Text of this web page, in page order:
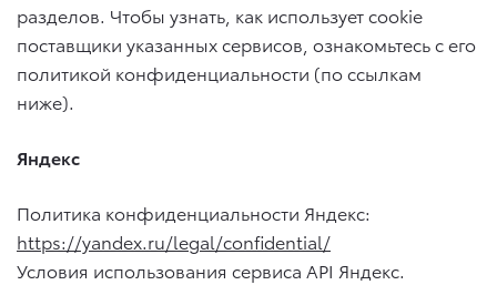
разделов. Чтобы узнать, как использует cookie
поставщики указанных сервисов, ознакомьтесь с его
политикой конфиденциальности (по ссылкам
ниже).
Яндекс
Политика конфиденциальности Яндекс:
https://yandex.ru/legal/confidential/
Условия использования сервиса API Яндекс.